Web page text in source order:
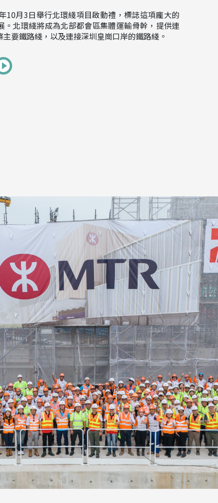
10月3日舉行北環綫項目啟動禮，標誌這項龐大的
。北環綫將成為北部都會區集體運輸骨幹，提供連
要鐵路綫，以及連接深圳皇崗口岸的鐵路綫。